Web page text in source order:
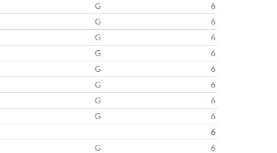
G
6
G
6
G
6
G
6
G
6
G
6
G
6
G
6
6
G
6